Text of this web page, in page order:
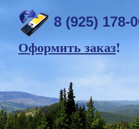
8 (925) 178-
Оформить заказ!